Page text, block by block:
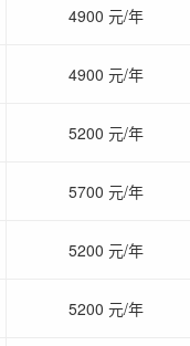
4900 元/年
4900 元/年
5200 元/年
5700 元/年
5200 元/年
5200 元/年